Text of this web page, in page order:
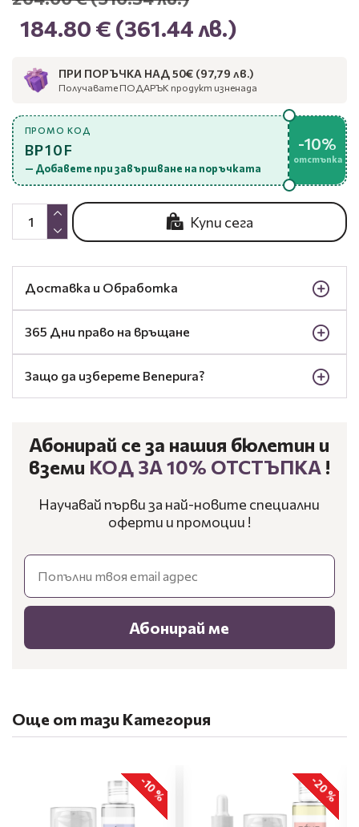
184.80 € (361.44 лв.)
Купи сега
ПРИ ПОРЪЧКА НАД 50€ (97,79 лв.)
Получавате ПОДАРЪК продукт изненада
ПРОМО КОД
BP10F
— Добавете при завършване на поръчката
-10%
отстъпка
Доставка и Обработка
365 Дни право на връщане
Защо да изберете Benepura?
Абонирай се за нашия бюлетин и
вземи КОД ЗА 10% ОТСТЪПКА !
Научавай първи за най-новите специални
оферти и промоции !
Email
Абонирай ме
Още от тази Категория
-10 % -20 %